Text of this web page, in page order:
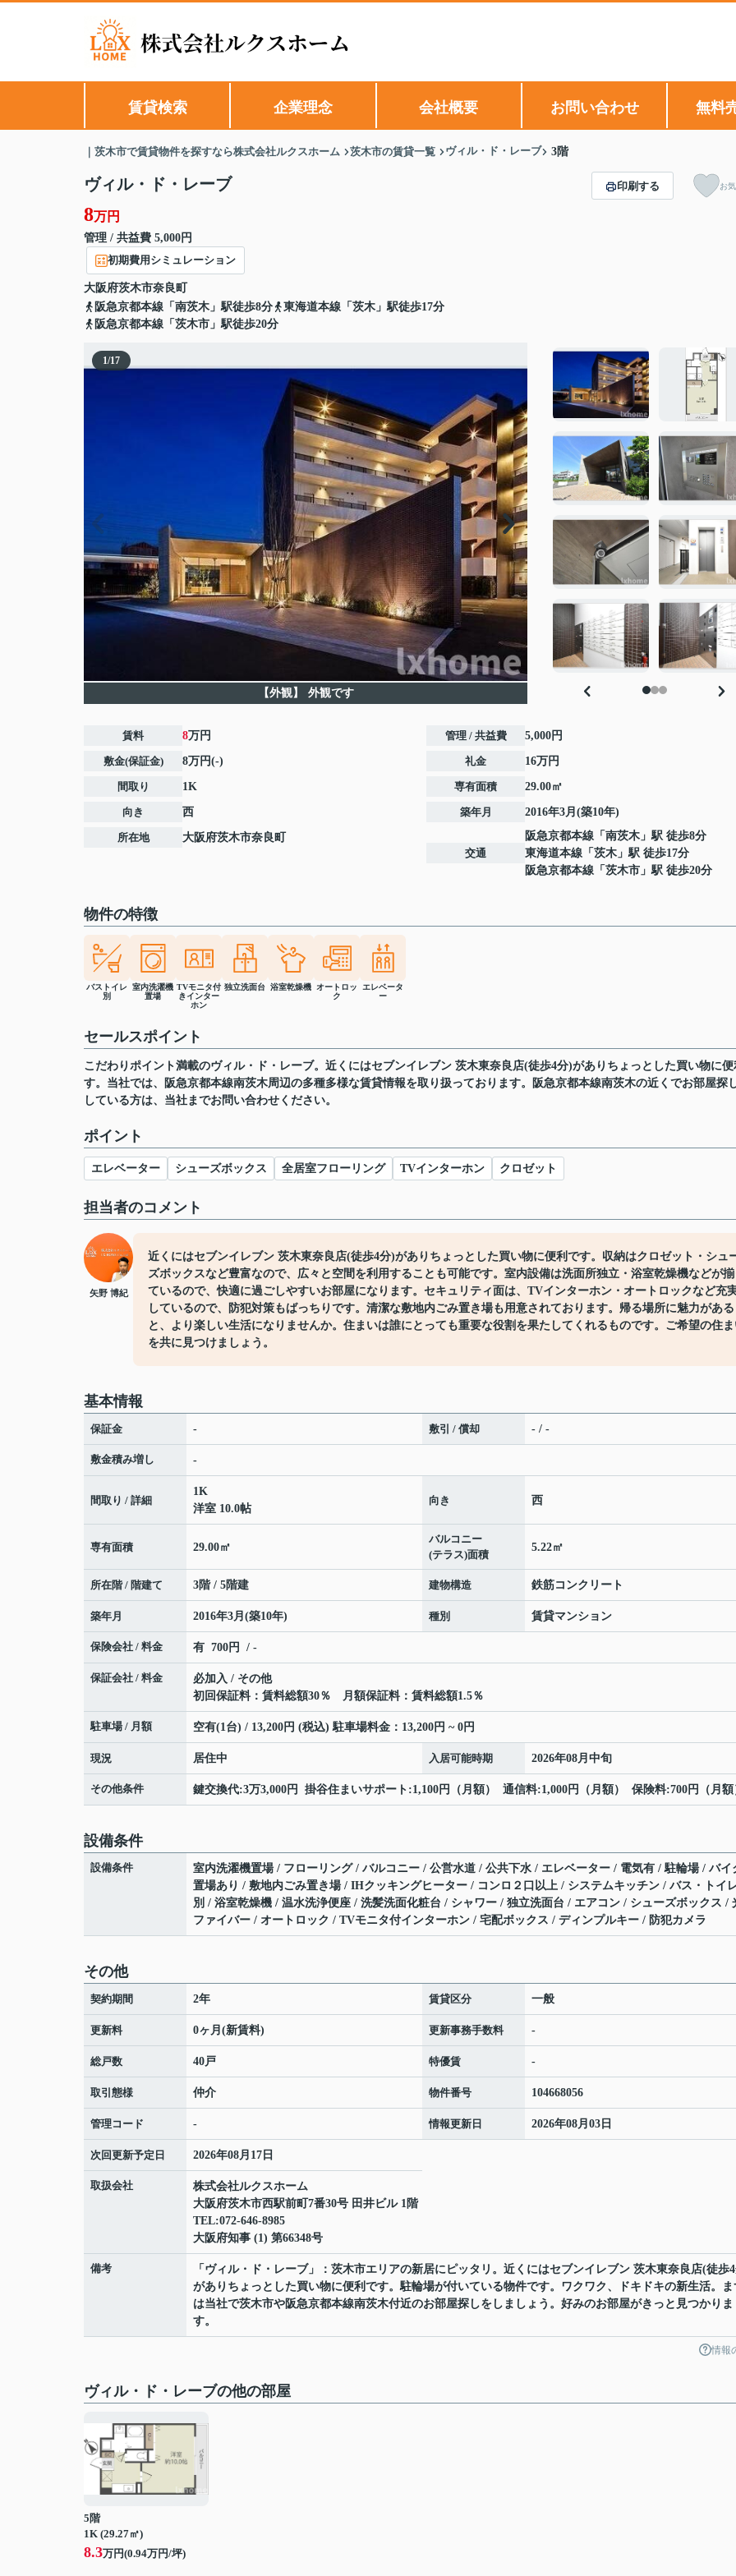
賃貸検索 企業理念 会社概要 お問い合わせ 無料
｜茨木市で賃貸物件を探すなら株式会社ルクスホーム 茨木市の賃貸一覧 ヴィル・ド・レーブ 3階
ヴィル・ド・レーブ
8万円
管理 / 共益費 5,000円
初期費用シミュレーション
大阪府茨木市奈良町
阪急京都本線「南茨木」駅徒歩8分
東海道本線「茨木」駅徒歩17分
阪急京都本線「茨木市」駅徒歩20分
印刷する お
1/17
【外観】 外観です
賃料 8万円
敷金(保証金) 8万円(-)
間取り 1K
向き 西
所在地 大阪府茨木市奈良町
管理 / 共益費 5,000円
礼金 16万円
専有面積 29.00㎡
築年月 2016年3月(築10年)
交通
阪急京都本線 「 南茨木 」駅 徒歩8分
東海道本線 「 茨木 」駅 徒歩17分
阪急京都本線 「 茨木市 」駅 徒歩20分
物件の特徴
バストイレ
別
室内洗濯機
置場
TVモニタ付
きインター
ホン
独立洗面台 浴室乾燥機
オートロッ
ク
エレベータ
ー
セールスポイント
こだわりポイント満載のヴィル・ド・レーブ。近くにはセブンイレブン 茨木東奈良店(徒歩4分)がありちょっとした買い物に便
す。当社では、阪急京都本線南茨木周辺の多種多様な賃貸情報を取り扱っております。阪急京都本線南茨木の近くでお部屋探
している方は、当社までお問い合わせください。
ポイント
エレベーター シューズボックス 全居室フローリング TVインターホン クロゼット
担当者のコメント
矢野 博紀
近くにはセブンイレブン 茨木東奈良店(徒歩4分)がありちょっとした買い物に便利です。収納はクロゼット・シュ
ズボックスなど豊富なので、広々と空間を利用することも可能です。室内設備は洗面所独立・浴室乾燥機などが
ているので、快適に過ごしやすいお部屋になります。セキュリティ面は、TVインターホン・オートロックなど充
しているので、防犯対策もばっちりです。清潔な敷地内ごみ置き場も用意されております。帰る場所に魅力がある
と、より楽しい生活になりませんか。住まいは誰にとっても重要な役割を果たしてくれるものです。ご希望の住
を共に見つけましょう。
基本情報
保証金 - 敷引 / 償却 - / -
敷金積み増し -
間取り / 詳細
1K
洋室 10.0帖
向き 西
専有面積 29.00㎡
バルコニー
(テラス)面積
5.22㎡
所在階 / 階建て 3階 / 5階建 建物構造 鉄筋コンクリート
築年月 2016年3月(築10年) 種別 賃貸マンション
保険会社 / 料金 有 700円 / -
保証会社 / 料金
必加入 / その他
初回保証料：賃料総額30％ 月額保証料：賃料総額1.5％
駐車場 / 月額 空有(1台) / 13,200円 (税込) 駐車場料金：13,200円 ~ 0円
現況 居住中 入居可能時期 2026年08月中旬
その他条件 鍵交換代:3万3,000円 掛谷住まいサポート:1,100円（月額） 通信料:1,000円（月額） 保険料:700円（月額
設備条件
設備条件
室内洗濯機置場 / フローリング / バルコニー / 公営水道 / 公共下水 / エレベーター / 電気有 / 駐輪場 / バイ
置場あり / 敷地内ごみ置き場 / IHクッキングヒーター / コンロ２口以上 / システムキッチン / バス・トイ
別 / 浴室乾燥機 / 温水洗浄便座 / 洗髪洗面化粧台 / シャワー / 独立洗面台 / エアコン / シューズボックス /
ファイバー / オートロック / TVモニタ付インターホン / 宅配ボックス / ディンプルキー / 防犯カメラ
その他
契約期間 2年 賃貸区分 一般
更新料 0ヶ月(新賃料) 更新事務手数料 -
総戸数 40戸 特優賃 -
取引態様 仲介 物件番号 104668056
管理コード - 情報更新日 2026年08月03日
次回更新予定日 2026年08月17日
取扱会社
株式会社ルクスホーム
大阪府茨木市西駅前町7番30号 田井ビル 1階
TEL:072-646-8985
大阪府知事 (1) 第66348号
備考
「ヴィル・ド・レーブ」：茨木市エリアの新居にピッタリ。近くにはセブンイレブン 茨木東奈良店(徒歩
がありちょっとした買い物に便利です。駐輪場が付いている物件です。ワクワク、ドキドキの新生活。ま
は当社で茨木市や阪急京都本線南茨木付近のお部屋探しをしましょう。好みのお部屋がきっと見つかりま
す。
情報
ヴィル・ド・レーブの他の部屋
5階
1K (29.27㎡)
8.3万円(0.94万円/坪)